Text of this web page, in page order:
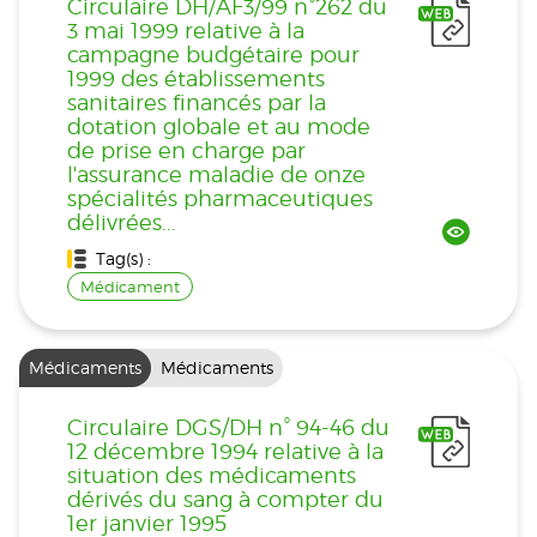
Circulaire DH/AF3/99 n°262 du
3 mai 1999 relative à la
campagne budgétaire pour
1999 des établissements
sanitaires financés par la
dotation globale et au mode
de prise en charge par
l'assurance maladie de onze
spécialités pharmaceutiques
délivrées...
Tag(s) :
Médicament
Médicaments Médicaments
Circulaire DGS/DH n° 94-46 du
12 décembre 1994 relative à la
situation des médicaments
dérivés du sang à compter du
1er janvier 1995